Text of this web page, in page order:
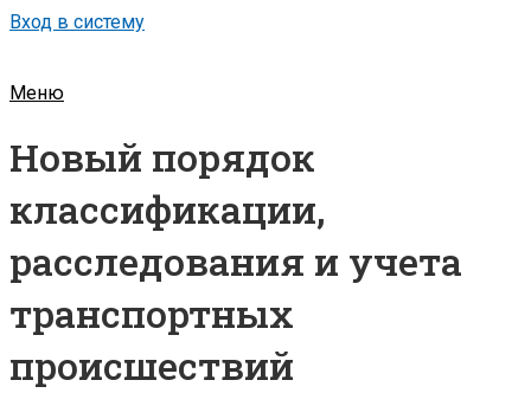
Вход в систему
Меню
Новый порядок
классификации,
расследования и учета
транспортных
происшествий